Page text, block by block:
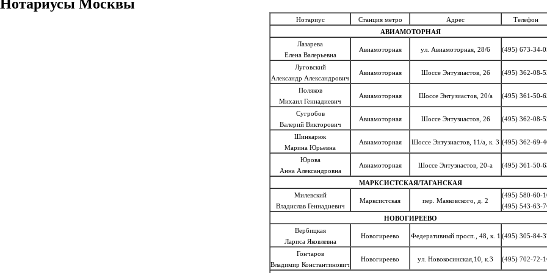
Нотариусы Москвы
Нотариус Станция метро Адрес
Телефон
АВИАМОТОРНАЯ
Лазарева
Елена Валерьевна
Авиамоторная ул. Авиамоторная, 28/6 (495) 673-34-
Луговский
Александр Александрович
Авиамоторная Шоссе Энтузиастов, 26 (495) 362-08-
Поляков
Михаил Геннадиевич
Авиамоторная Шоссе Энтузиастов, 20/а (495) 361-50-
Сугробов
Валерий Викторович
Авиамоторная Шоссе Энтузиастов, 26 (495) 362-08-
Шинкарюк
Марина Юрьевна
Авиамоторная Шоссе Энтузиастов, 11/а, к. 3 (495) 362-69-
Юрова
Анна Александровна
Авиамоторная Шоссе Энтузиастов, 20-а (495) 361-50-
МАРКСИСТСКАЯ/ТАГАНСКАЯ
Милевский
Владислав Геннадиевич
Марксистская пер. Маяковского, д. 2
(495) 580-60-
(495) 543-63-
НОВОГИРЕЕВО
Вербицкая
Лариса Яковлевна
Новогиреево Федеративный просп., 48, к. 1 (495) 305-84-
Гончаров
Владимир Константинович
Новогиреево ул. Новокосинская,10, к.3 (495) 702-72-